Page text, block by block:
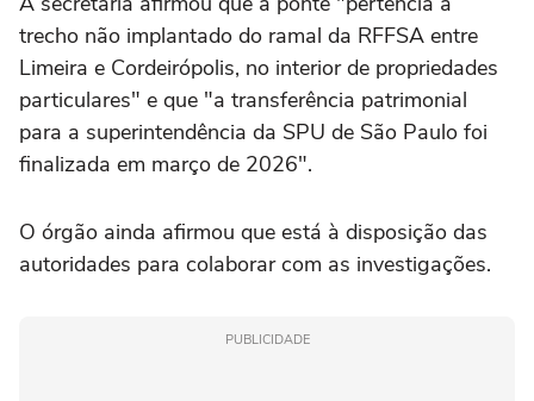
trecho não implantado do ramal da RFFSA entre
Limeira e Cordeirópolis, no interior de propriedades
particulares" e que "a transferência patrimonial
para a superintendência da SPU de São Paulo foi
finalizada em março de 2026".
O órgão ainda afirmou que está à disposição das
autoridades para colaborar com as investigações.
PUBLICIDADE